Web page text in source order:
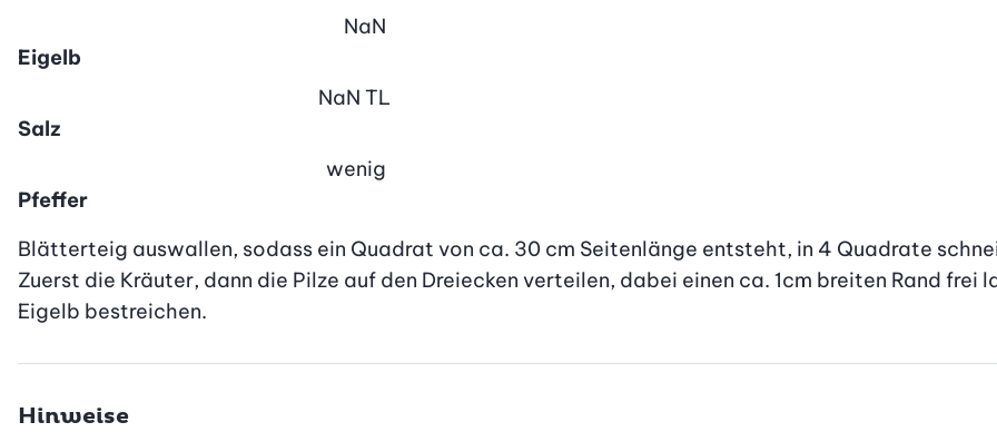
Eigelb
NaN
Salz
NaN TL
Pfeffer
wenig
Blätterteig auswallen, sodass ein Quadrat von ca. 30 cm Seitenlänge entsteht, in 4 Quadrate
Zuerst die Kräuter, dann die Pilze auf den Dreiecken verteilen, dabei einen ca. 1cm breiten Rand frei
Eigelb bestreichen.
Hinweise